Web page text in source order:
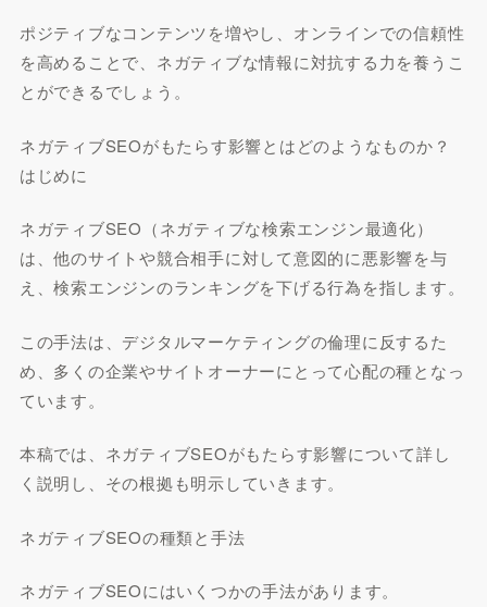
ポジティブなコンテンツを増やし、オンラインでの信頼性
を高めることで、ネガティブな情報に対抗する力を養うこ
とができるでしょう。
ネガティブSEOがもたらす影響とはどのようなものか？
はじめに
ネガティブSEO（ネガティブな検索エンジン最適化）
は、他のサイトや競合相手に対して意図的に悪影響を与
え、検索エンジンのランキングを下げる行為を指します。
この手法は、デジタルマーケティングの倫理に反するた
め、多くの企業やサイトオーナーにとって心配の種となっ
ています。
本稿では、ネガティブSEOがもたらす影響について詳し
く説明し、その根拠も明示していきます。
ネガティブSEOの種類と手法
ネガティブSEOにはいくつかの手法があります。